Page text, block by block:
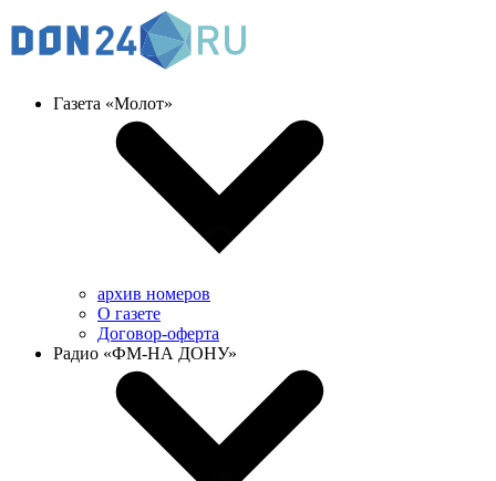
Газета «Молот»
архив номеров
О газете
Договор-оферта
Радио «ФМ-НА ДОНУ»